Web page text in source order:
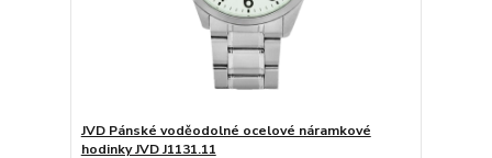
JVD Pánské voděodolné ocelové náramkové
hodinky JVD J1131.11